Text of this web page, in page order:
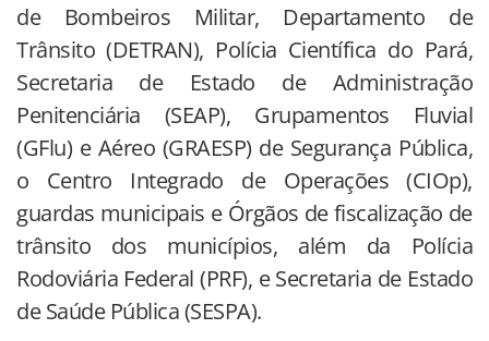
de Bombeiros Militar, Departamento de
Trânsito (DETRAN), Polícia Científica do Pará,
Secretaria de Estado de Administração
Penitenciária (SEAP), Grupamentos Fluvial
(GFlu) e Aéreo (GRAESP) de Segurança Pública,
o Centro Integrado de Operações (CIOp),
guardas municipais e Órgãos de fiscalização de
trânsito dos municípios, além da Polícia
Rodoviária Federal (PRF), e Secretaria de Estado
de Saúde Pública (SESPA).